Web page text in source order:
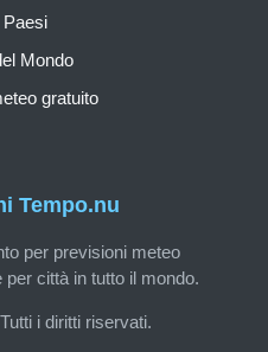
Tempo.nu
per previsioni meteo
città in tutto il mondo.
i diritti riservati.
Paesi
Mondo
gratuito